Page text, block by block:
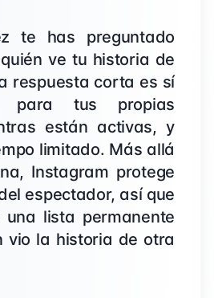
te has preguntado
ve tu historia de
respuesta corta es sí
para tus propias
están activas, y
limitado. Más allá
Instagram protege
espectador, así que
lista permanente
vio la historia de otra